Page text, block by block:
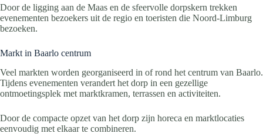
Door de ligging aan de Maas en de sfeervolle dorpskern trekken
evenementen bezoekers uit de regio en toeristen die Noord-Limburg
bezoeken.
Markt in Baarlo centrum
Veel markten worden georganiseerd in of rond het centrum van Baarlo.
Tijdens evenementen verandert het dorp in een gezellige
ontmoetingsplek met marktkramen, terrassen en activiteiten.
Door de compacte opzet van het dorp zijn horeca en marktlocaties
eenvoudig met elkaar te combineren.